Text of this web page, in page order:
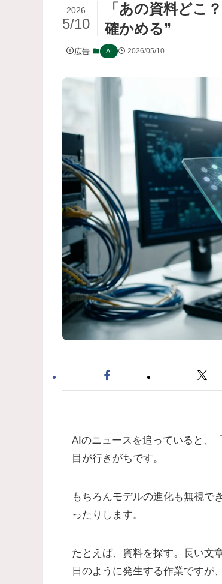
「あの資料どこ
確かめる”
2026
5/10
広告 AI 2026/05/10
AIのニュースを追っていると、
目が行きがちです。
もちろんモデルの進化も無視で
ったりします。
たとえば、資料を探す。長い文
日のように発生する作業ですが